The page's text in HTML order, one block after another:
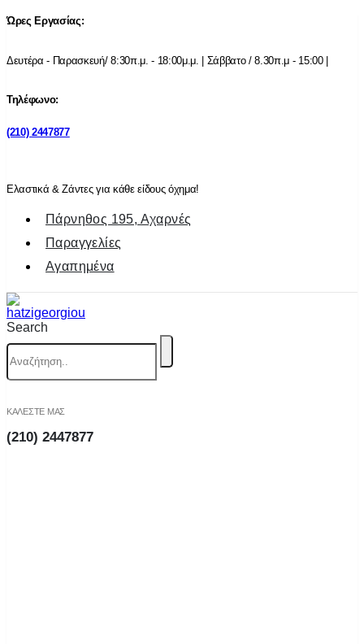
Ώρες Εργασίας:
Δευτέρα - Παρασκευή/ 8:30π.μ. - 18:00μ.μ. | Σάββατο / 8.30π.μ - 15:00 |
Τηλέφωνο:
(210) 2447877
Ελαστικά & Ζάντες για κάθε είδους όχημα!
Πάρνηθος 195, Αχαρνές
Παραγγελίες
Αγαπημένα
Search
ΚΑΛΕΣΤΕ ΜΑΣ
(210) 2447877